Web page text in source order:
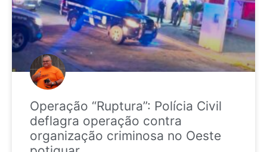
Operação “Ruptura”: Polícia Civil
deflagra operação contra
organização criminosa no Oeste